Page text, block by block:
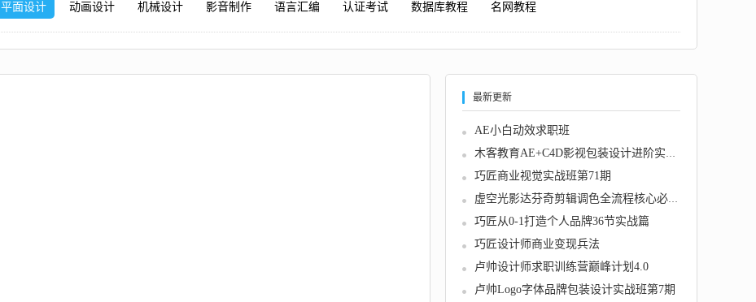
平面设计 动画设计 机械设计 影音制作 语言汇编 认证考试 数据库教程 名网教程
最新更新
AE小白动效求职班
木客教育AE+C4D影视包装设计进阶实训班第2期
巧匠商业视觉实战班第71期
虚空光影达芬奇剪辑调色全流程核心必修课
巧匠从0-1打造个人品牌36节实战篇
巧匠设计师商业变现兵法
卢帅设计师求职训练营巅峰计划4.0
卢帅Logo字体品牌包装设计实战班第7期